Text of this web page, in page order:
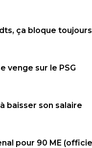
ça bloque toujours
venge sur le PSG
baisser son salaire
pour 90 ME